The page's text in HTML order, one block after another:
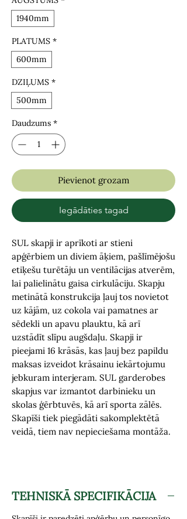
1940mm
PLATUMS *
600mm
DZIĻUMS *
500mm
Daudzums *
Pievienot grozam
Iegādāties tagad
SUL skapji ir aprīkoti ar stieni
apģērbiem un diviem āķiem, pašlīmējošu
etiķešu turētāju un ventilācijas atverēm,
lai palielinātu gaisa cirkulāciju. Skapju
metinātā konstrukcija ļauj tos novietot
uz kājām, uz cokola vai pamatnes ar
sēdekli un apavu plauktu, kā arī
uzstādīt slīpu augšdaļu. Skapji ir
pieejami 16 krāsās, kas ļauj bez papildu
maksas izveidot krāsainu iekārtojumu
jebkuram interjeram. SUL garderobes
skapjus var izmantot darbinieku un
skolas ģērbtuvēs, kā arī sporta zālēs.
Skapīši tiek piegādāti sakomplektētā
veidā, tiem nav nepieciešama montāža.
TEHNISKĀ SPECIFIKĀCIJA